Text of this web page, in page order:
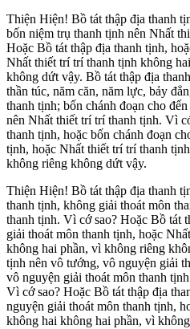
Thiện Hiện! Bồ tát thập địa thanh
bốn niệm trụ thanh tịnh nên Nhất
Hoặc Bồ tát thập địa thanh tịnh,
Nhất thiết trí trí thanh tịnh không
không dứt vậy. Bồ tát thập địa
thần túc, năm căn, năm lực, bảy
thanh tịnh; bốn chánh đoạn cho
nên Nhất thiết trí trí thanh tịnh. Vì
thanh tịnh, hoặc bốn chánh đoạn
tịnh, hoặc Nhất thiết trí trí thanh
không riêng không dứt vậy.
Thiện Hiện! Bồ tát thập địa thanh
thanh tịnh, không giải thoát môn
thanh tịnh. Vì cớ sao? Hoặc Bồ tát
giải thoát môn thanh tịnh, hoặc
không hai phần, vì không riêng
tịnh nên vô tướng, vô nguyện giải
vô nguyện giải thoát môn thanh
Vì cớ sao? Hoặc Bồ tát thập địa
nguyện giải thoát môn thanh tịnh,
không hai không hai phần, vì